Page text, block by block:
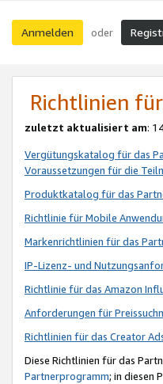
Anmelden oder
Richtlinien
zuletzt aktualisiert am:
Vergütungskatalog für das
Voraussetzungen für die
Produktkatalog für das
Richtlinie für Mobile
Markenrichtlinien für das
IP-Lizenz- und
Richtlinie für das Amazon
Anforderungen für
Richtlinien für das Creator
Diese Richtlinien für das
Partnerprogramm; in diesen